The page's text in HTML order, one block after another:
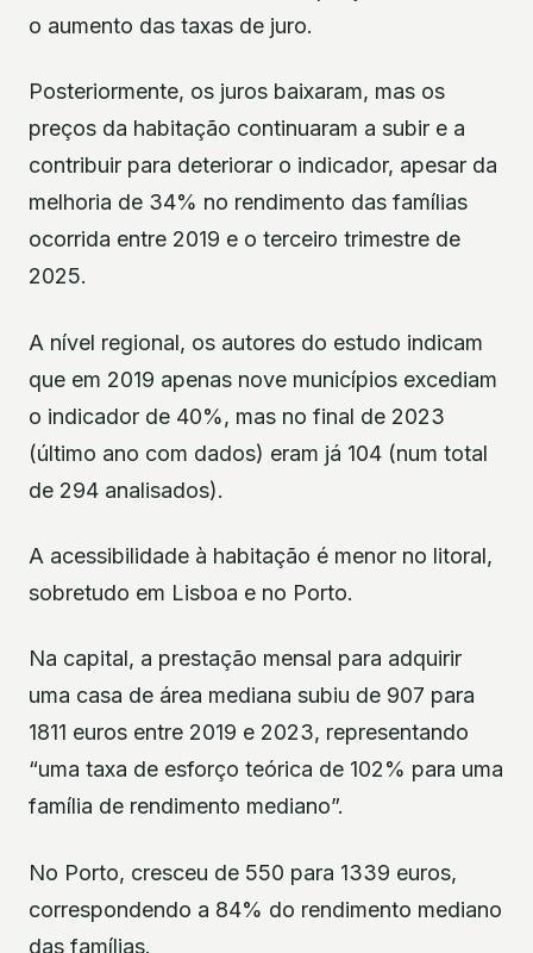
o aumento das taxas de juro.
Posteriormente, os juros baixaram, mas os
preços da habitação continuaram a subir e a
contribuir para deteriorar o indicador, apesar da
melhoria de 34% no rendimento das famílias
ocorrida entre 2019 e o terceiro trimestre de
2025.
A nível regional, os autores do estudo indicam
que em 2019 apenas nove municípios excediam
o indicador de 40%, mas no final de 2023
(último ano com dados) eram já 104 (num total
de 294 analisados).
A acessibilidade à habitação é menor no litoral,
sobretudo em Lisboa e no Porto.
Na capital, a prestação mensal para adquirir
uma casa de área mediana subiu de 907 para
1811 euros entre 2019 e 2023, representando
“uma taxa de esforço teórica de 102% para uma
família de rendimento mediano”.
No Porto, cresceu de 550 para 1339 euros,
correspondendo a 84% do rendimento mediano
das famílias.